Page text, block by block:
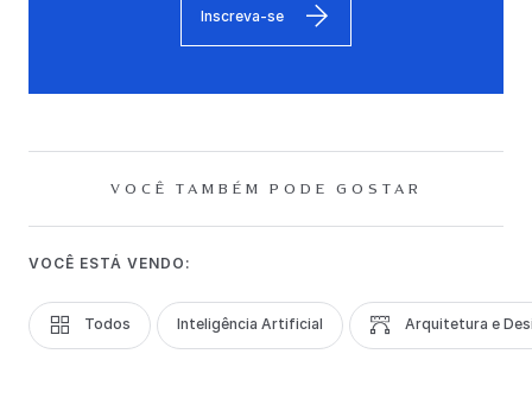
Inscreva-se
VOCÊ TAMBÉM PODE GOSTAR
VOCÊ ESTÁ VENDO:
Todos Inteligência Artificial Arquitetura e